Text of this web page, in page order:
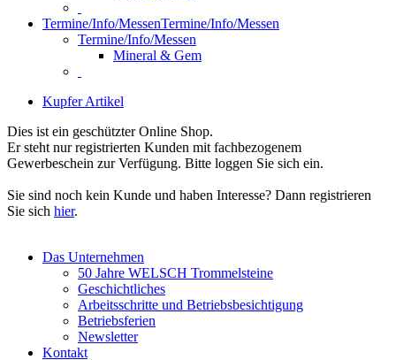
Termine/Info/MessenTermine/Info/Messen
Termine/Info/Messen
Mineral & Gem
Kupfer Artikel
Dies ist ein geschützter Online Shop.
Er steht nur registrierten Kunden mit fachbezogenem
Gewerbeschein zur Verfügung. Bitte loggen Sie sich ein.
Sie sind noch kein Kunde und haben Interesse? Dann registrieren
Sie sich hier.
Das Unternehmen
50 Jahre WELSCH Trommelsteine
Geschichtliches
Arbeitsschritte und Betriebsbesichtigung
Betriebsferien
Newsletter
Kontakt